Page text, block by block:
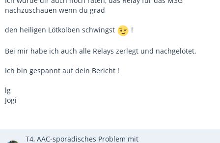
nachzuschauen wenn du grad
den heiligen Lötkolben schwingst !
Bei mir habe ich auch alle Relays zerlegt und nachgelötet.
Ich bin gespannt auf dein Bericht !
lg
Jogi
T4, AAC-sporadisches Problem mit